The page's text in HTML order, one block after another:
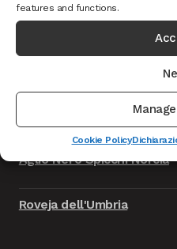
features and functions.
Cookie Policy
Caciotta formaggio della
prezzo prezzo
999,00€.
IVA
Cioccolata con Fiori Norcia
9.999,00€ Il
originale
9.999,00€.
999,00€Il
prezzo
attuale
IVA
Salsicce Nursinelle F.lli
Aglio Nero Spicchi Norcia
Roveja dell'Umbria